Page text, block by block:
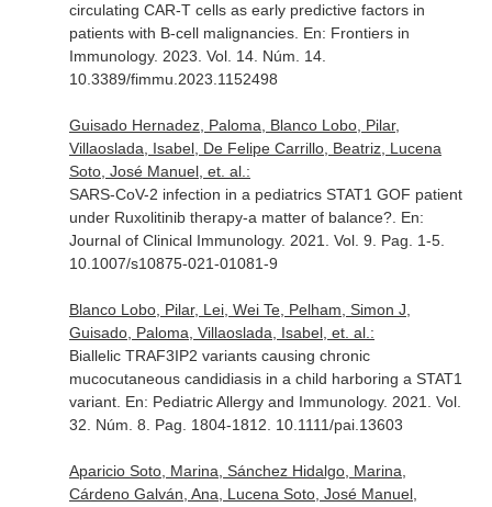
circulating CAR-T cells as early predictive factors in
patients with B-cell malignancies. En: Frontiers in
Immunology. 2023. Vol. 14. Núm. 14.
10.3389/fimmu.2023.1152498
Guisado Hernadez, Paloma, Blanco Lobo, Pilar,
Villaoslada, Isabel, De Felipe Carrillo, Beatriz, Lucena
Soto, José Manuel, et. al.:
SARS-CoV-2 infection in a pediatrics STAT1 GOF patient
under Ruxolitinib therapy-a matter of balance?. En:
Journal of Clinical Immunology. 2021. Vol. 9. Pag. 1-5.
10.1007/s10875-021-01081-9
Blanco Lobo, Pilar, Lei, Wei Te, Pelham, Simon J,
Guisado, Paloma, Villaoslada, Isabel, et. al.:
Biallelic TRAF3IP2 variants causing chronic
mucocutaneous candidiasis in a child harboring a STAT1
variant. En: Pediatric Allergy and Immunology. 2021. Vol.
32. Núm. 8. Pag. 1804-1812. 10.1111/pai.13603
Aparicio Soto, Marina, Sánchez Hidalgo, Marina,
Cárdeno Galván, Ana, Lucena Soto, José Manuel,